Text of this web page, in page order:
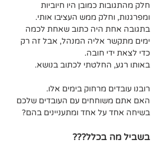
חלק מהתגובות כמובן היו חיוביות
ומפרגנות, וחלק ממש העציבו אותי.
בתגובה אחת היה כתוב שאחת לכמה
ימים מתקשר אליה המנהל, אבל זה רק
כדי לצאת ידי חובה.
באותו רגע, החלטתי לכתוב בנושא.
רובנו עובדים מרחוק בימים אלו.
האם אתם משוחחים עם העובדים שלכם
בשיחה אחד על אחד ומתעניינים בהם?
בשביל מה בכלל???